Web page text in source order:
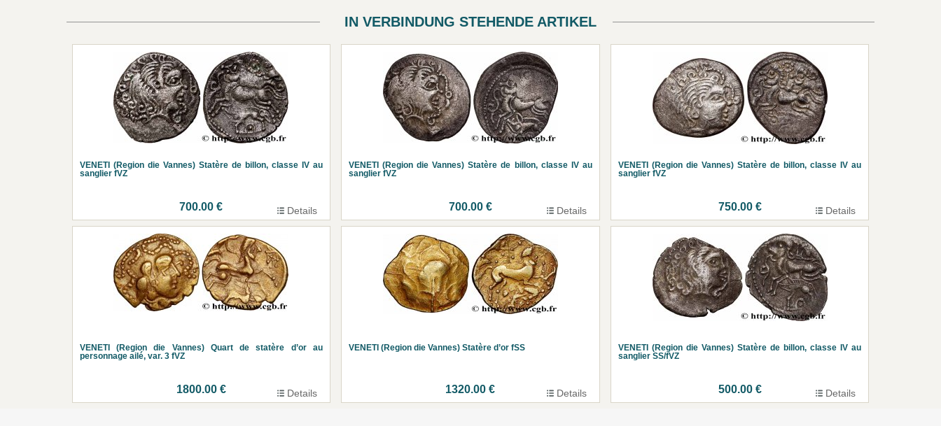
IN VERBINDUNG STEHENDE ARTIKEL
VENETI (Region die Vannes) Statère de billon, classe IV au
sanglier fVZ
700.00 € Details
VENETI (Region die Vannes) Statère de billon, classe IV au
sanglier fVZ
700.00 € Details
VENETI (Region die Vannes) Statère de billon, classe IV au
sanglier fVZ
750.00 € Details
VENETI (Region die Vannes) Quart de statère d’or au
personnage ailé, var. 3 fVZ
1800.00 € Details
VENETI (Region die Vannes) Statère d’or fSS
1320.00 € Details
VENETI (Region die Vannes) Statère de billon, classe IV au
sanglier SS/fVZ
500.00 € Details